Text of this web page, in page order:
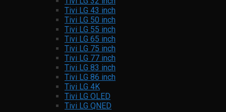
Tivi LG 43 inch
Tivi LG 50 inch
Tivi LG 55 inch
Tivi LG 65 inch
Tivi LG 75 inch
Tivi LG 77 inch
Tivi LG 83 inch
Tivi LG 86 inch
Tivi LG 4K
Tivi LG OLED
Tivi LG QNED